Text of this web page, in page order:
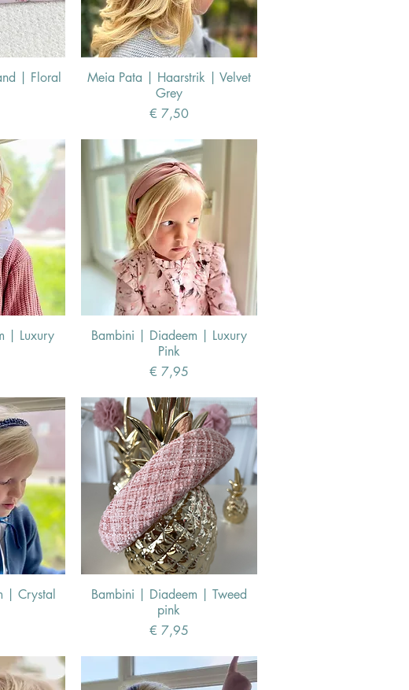
| Floral
Meia Pata | Haarstrik | Velvet
Grey
Prijs
€ 7,50
| Luxury
Bambini | Diadeem | Luxury
Pink
Prijs
€ 7,95
| Crystal
Bambini | Diadeem | Tweed
pink
Prijs
€ 7,95